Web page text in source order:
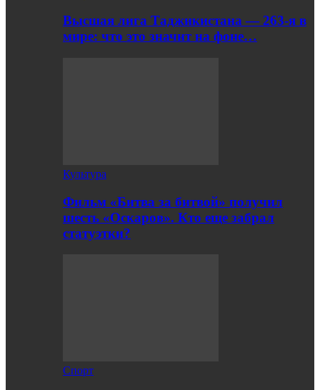
Высшая лига Таджикистана — 263-я в
мире: что это значит на фоне…
Культура
Фильм «Битва за битвой» получил
шесть «Оскаров». Кто еще забрал
статуэтки?
Спорт